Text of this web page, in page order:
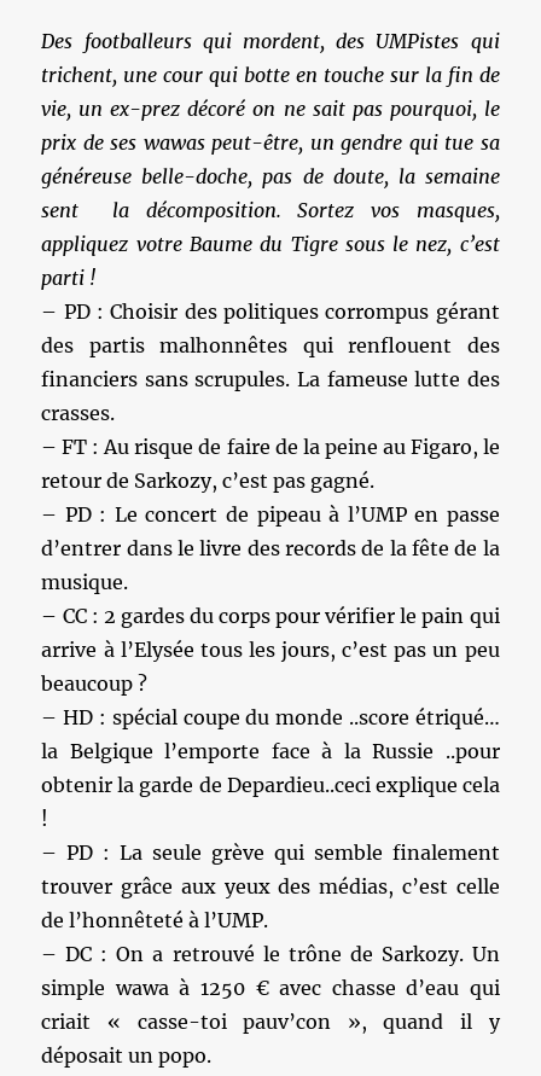
Des footballeurs qui mordent, des UMPistes qui
trichent, une cour qui botte en touche sur la fin de
vie, un ex-prez décoré on ne sait pas pourquoi, le
prix de ses wawas peut-être, un gendre qui tue sa
généreuse belle-doche, pas de doute, la semaine
sent la décomposition. Sortez vos masques,
appliquez votre Baume du Tigre sous le nez, c’est
parti !
– PD : Choisir des politiques corrompus gérant
des partis malhonnêtes qui renflouent des
financiers sans scrupules. La fameuse lutte des
crasses.
– FT : Au risque de faire de la peine au Figaro, le
retour de Sarkozy, c’est pas gagné.
– PD : Le concert de pipeau à l’UMP en passe
d’entrer dans le livre des records de la fête de la
musique.
– CC : 2 gardes du corps pour vérifier le pain qui
arrive à l’Elysée tous les jours, c’est pas un peu
beaucoup ?
– HD : spécial coupe du monde ..score étriqué…
la Belgique l’emporte face à la Russie ..pour
obtenir la garde de Depardieu..ceci explique cela
!
– PD : La seule grève qui semble finalement
trouver grâce aux yeux des médias, c’est celle
de l’honnêteté à l’UMP.
– DC : On a retrouvé le trône de Sarkozy. Un
simple wawa à 1250 € avec chasse d’eau qui
criait « casse-toi pauv’con », quand il y
déposait un popo.